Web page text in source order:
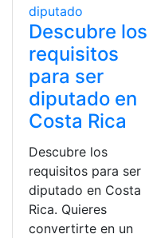
Descubre los
requisitos
para ser
diputado en
Costa Rica
Descubre los
requisitos para ser
diputado en Costa
Rica. Quieres
convertirte en un